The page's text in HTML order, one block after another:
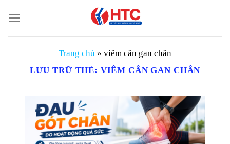
đến
nội
Trang chủ » viêm cân gan chân
LƯU TRỮ THẺ: VIÊM CÂN GAN CHÂN